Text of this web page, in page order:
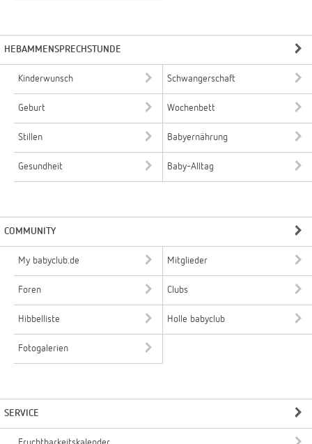
HEBAMMENSPRECHSTUNDE
Kinderwunsch Schwangerschaft
Geburt Wochenbett
Stillen Babyernährung
Gesundheit Baby-Alltag
COMMUNITY
My babyclub.de Mitglieder
Foren Clubs
Hibbelliste Holle babyclub
Fotogalerien
SERVICE